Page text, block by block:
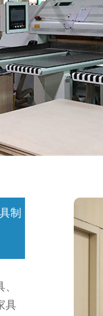
制
具